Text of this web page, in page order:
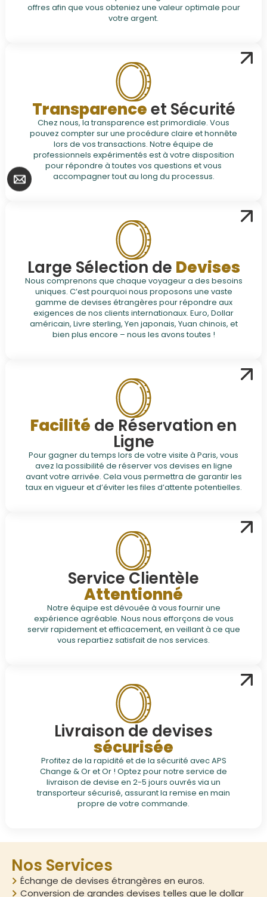
offres afin que vous obteniez une valeur optimale pour
votre argent.
Transparenceet Sécurité
Chez nous, la transparence est primordiale. Vous
pouvez compter sur une procédure claire et honnête
lors de vos transactions. Notre équipe de
professionnels expérimentés est à votre disposition
pour répondre à toutes vos questions et vous
accompagner tout au long du processus.
Large Sélection de Devises
Nous comprenons que chaque voyageur a des besoins
uniques. C’est pourquoi nous proposons une vaste
gamme de devises étrangères pour répondre aux
exigences de nos clients internationaux. Euro, Dollar
américain, Livre sterling, Yen japonais, Yuan chinois, et
bien plus encore – nous les avons toutes !
Facilité de Réservation en
Ligne
Pour gagner du temps lors de votre visite à Paris, vous
avez la possibilité de réserver vos devises en ligne
avant votre arrivée. Cela vous permettra de garantir les
taux en vigueur et d’éviter les files d’attente potentielles.
Service Clientèle
Attentionné
Notre équipe est dévouée à vous fournir une
expérience agréable. Nous nous efforçons de vous
servir rapidement et efficacement, en veillant à ce que
vous repartiez satisfait de nos services.
Livraison de devises
sécurisée
Profitez de la rapidité et de la sécurité avec APS
Change & Or et Or ! Optez pour notre service de
livraison de devise en 2-5 jours ouvrés via un
transporteur sécurisé, assurant la remise en main
propre de votre commande.
Nos Services
Échange de devises étrangères en euros.
Conversion de grandes devises telles que le dollar